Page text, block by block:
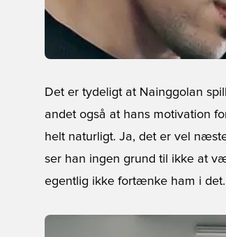
Det er tydeligt at Nainggolan
andet også at hans motivation
helt naturligt. Ja, det er vel
ser han ingen grund til ikke at
egentlig ikke fortænke ham i det.